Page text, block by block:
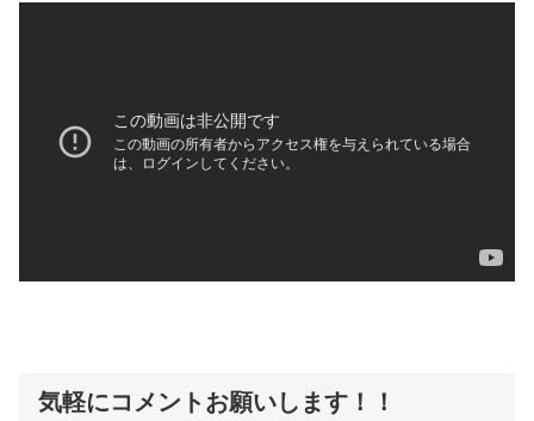
気軽にコメントお願いします！！